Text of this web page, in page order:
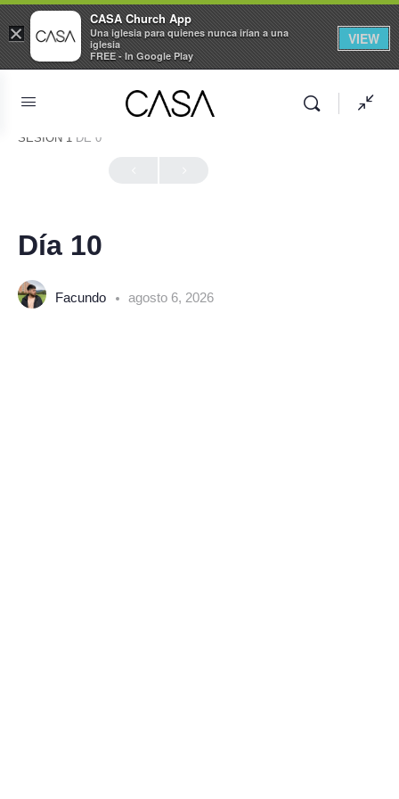
SESIÓN 1 DE 0
Día 10
Facundo agosto 6, 2026
×
CASA Church App
Una iglesia para quienes nunca irían a una
iglesia
FREE - In Google Play
VIEW